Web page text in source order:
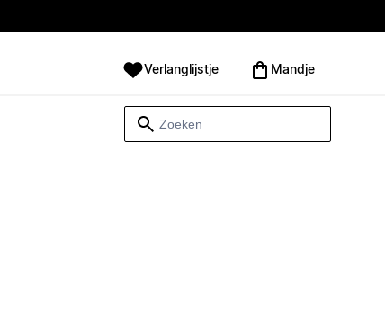
Verlanglijstje Mandje